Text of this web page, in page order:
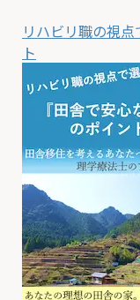
リハビリ職の視
ト